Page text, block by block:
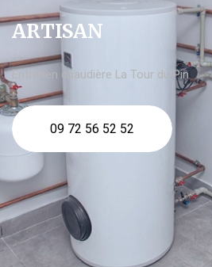
ARTISAN
Entretien chaudière La Tour du Pin
09 72 56 52 52